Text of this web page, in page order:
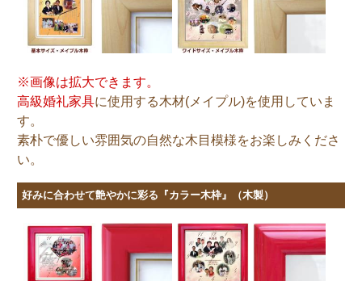
※画像は拡大できます。
高級婚礼家具に使用する木材(メイプル)を使用していま
す。
素朴で優しい雰囲気の自然な木目模様をお楽しみくださ
い。
好みに合わせて艶やかに彩る『カラー木枠』（木製）